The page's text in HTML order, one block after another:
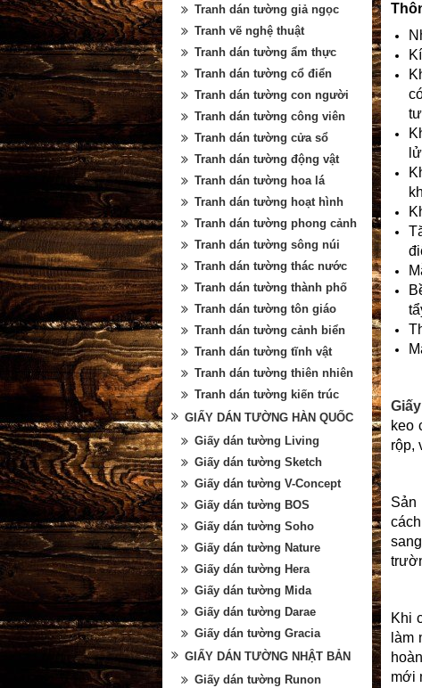
keo
rộp,
Khi
làm
mới
Tranh dán tường giả ngọc
Tranh vẽ nghệ thuật
Tranh dán tường ẩm thực
Tranh dán tường cổ điển
Tranh dán tường con người
Tranh dán tường công viên
Tranh dán tường cửa sổ
Tranh dán tường động vật
Tranh dán tường hoa lá
Tranh dán tường hoạt hình
Tranh dán tường phong cảnh
Tranh dán tường sông núi
Tranh dán tường thác nước
Tranh dán tường thành phố
Tranh dán tường tôn giáo
Tranh dán tường cảnh biển
Tranh dán tường tĩnh vật
Tranh dán tường thiên nhiên
Tranh dán tường kiến trúc
GIẤY DÁN TƯỜNG HÀN QUỐC
Giấy dán tường Living
Giấy dán tường Sketch
Giấy dán tường V-Concept
Giấy dán tường BOS
Giấy dán tường Soho
Giấy dán tường Nature
Giấy dán tường Hera
Giấy dán tường Mida
Giấy dán tường Darae
Giấy dán tường Gracia
GIẤY DÁN TƯỜNG NHẬT BẢN
Giấy dán tường Runon